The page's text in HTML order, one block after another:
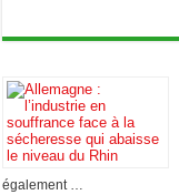
également …